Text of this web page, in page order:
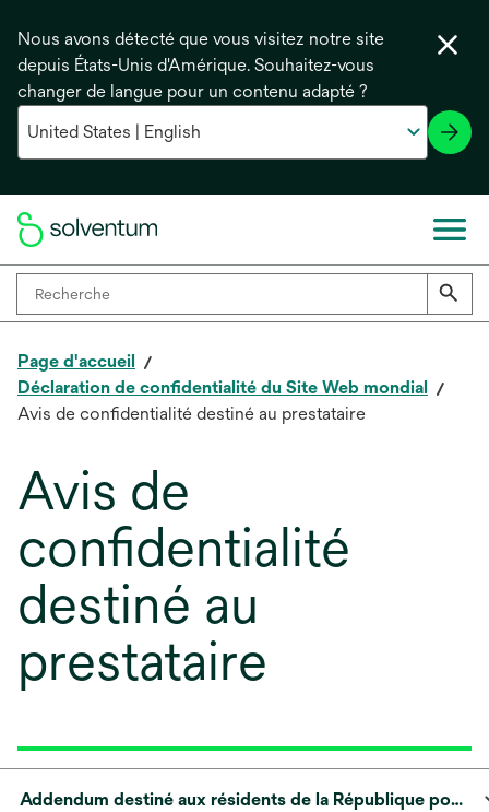
Nous avons détecté que vous visitez notre site
depuis États-Unis d'Amérique. Souhaitez-vous
changer de langue pour un contenu adapté ?
Page d'accueil
Déclaration de confidentialité du Site Web mondial
Avis de confidentialité destiné au prestataire
Avis de
confidentialité
destiné au
prestataire
Addendum destiné aux résidents de la République populaire de Chine